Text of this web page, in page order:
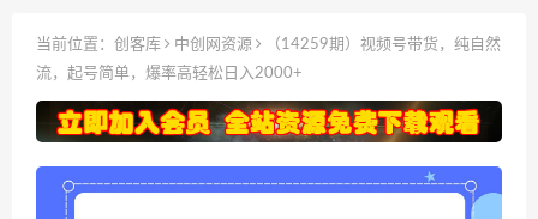
当前位置： 创客库 中创网资源
（14259期）视频号带货，纯自然
流，起号简单，爆率高轻松日入2000+